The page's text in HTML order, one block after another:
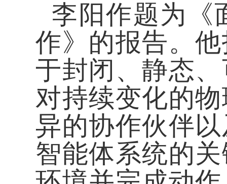
李阳作题为《
作》的报告。
于封闭、静态
对持续变化的
异的协作伙伴
智能体系统的